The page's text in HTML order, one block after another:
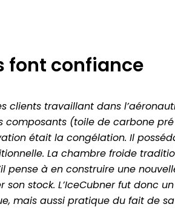
font confiance
clients travaillant dans
composants (toile de carbone
était la congélation. Il
La chambre froide
pense à en construire une
son stock. L’IceCubner fut donc
mais aussi pratique du fait de